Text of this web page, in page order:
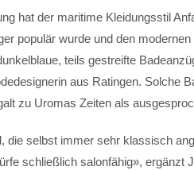
hat der maritime Kleidungsstil
populär wurde und den
teils gestreifte
aus Ratingen. Solche
zu Uromas Zeiten als
die selbst immer sehr klassisch
schließlich salonfähig», ergänzt